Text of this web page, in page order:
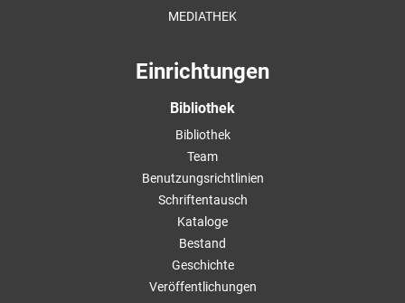
MEDIATHEK
Einrichtungen
Bibliothek
Bibliothek
Team
Benutzungsrichtlinien
Schriftentausch
Kataloge
Bestand
Geschichte
Veröffentlichungen